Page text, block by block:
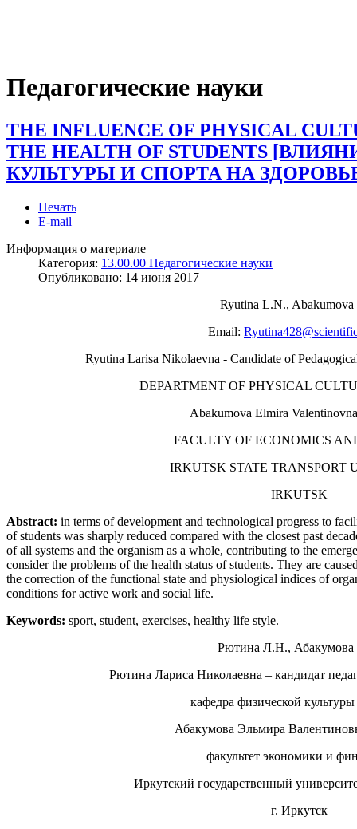
Педагогические науки
THE INFLUENCE OF PHYSICAL
THE HEALTH OF STUDENTS
КУЛЬТУРЫ И СПОРТА НА
Печать
E-mail
Информация о материале
Категория: 13.00.00 Педагогические науки
Опубликовано: 14 июня 2017
Ryutina L.N., Abakumova
Email:
Ryutina Larisa Nikolaevna - Candidate of
DEPARTMENT OF PHYSICAL
Abakumova Elmira
FACULTY OF ECONOMICS
IRKUTSK STATE TRANSPORT
IRKUTSK
Abstract: in terms of development and technological progress to
of students was sharply reduced compared with the closest past
of all systems and the organism as a whole, contributing to the
consider the problems of the health status of students. They are
the correction of the functional state and physiological indices of
conditions for active work and social life.
Keywords: sport, student, exercises, healthy life style.
Рютина Л.Н.,
Рютина Лариса Николаевна – кандидат
кафедра физической
Абакумова Эльмира
факультет экономики и
Иркутский государственный
г. Иркутск